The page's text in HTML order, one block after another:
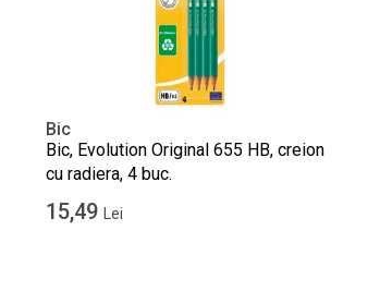
Bic
Bic, Evolution Original 655 HB, creion
cu radiera, 4 buc.
15,49 Lei